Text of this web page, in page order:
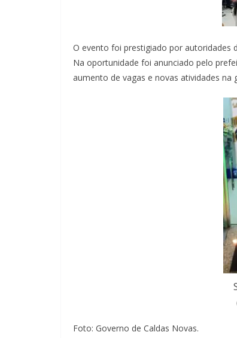
O evento foi prestigiado por autoridades
Na oportunidade foi anunciado pelo
aumento de vagas e novas atividades na
Foto: Governo de Caldas Novas.